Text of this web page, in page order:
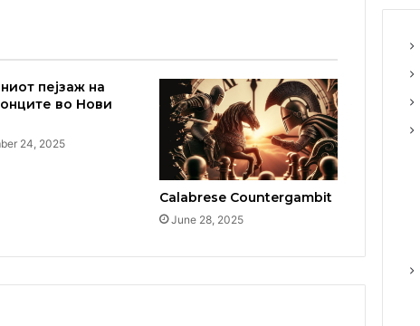
пејзаж на
во Нови
24, 2025
Calabrese Countergambit
June 28, 2025